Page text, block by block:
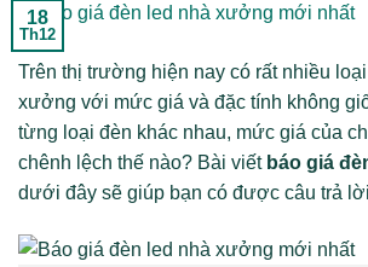
18
Th12
Trên thị trường hiện nay có rất nhiều
xưởng với mức giá và đặc tính không
từng loại đèn khác nhau, mức giá của
chênh lệch thế nào? Bài viết báo giá
dưới đây sẽ giúp bạn có được câu trả